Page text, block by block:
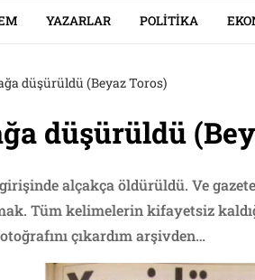
YAZARLAR POLITIKA
düşürüldü (Beyaz Toros)
düşürüldü
alçakça öldürüldü. Ve
Tüm kelimelerin kifayetsiz
çıkardım arşivden…